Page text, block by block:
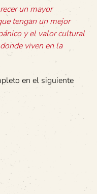
un mayor
tengan un mejor
y el valor cultural
viven en la
en el siguiente